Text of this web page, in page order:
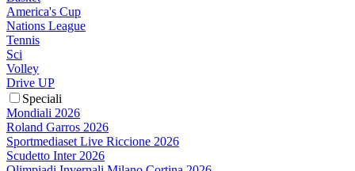
America's Cup
Nations League
Tennis
Sci
Volley
Drive UP
Speciali
Mondiali 2026
Roland Garros 2026
Sportmediaset Live Riccione 2026
Scudetto Inter 2026